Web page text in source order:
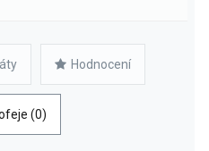
Hodnocení
(0)